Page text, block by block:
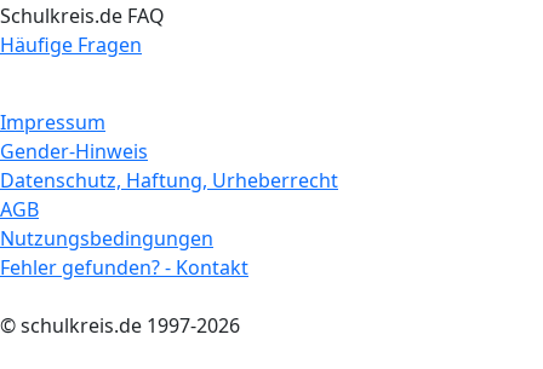
Schulkreis.de FAQ
Häufige Fragen
Impressum
Gender-Hinweis
Datenschutz, Haftung, Urheberrecht
AGB
Nutzungsbedingungen
Fehler gefunden? - Kontakt
© schulkreis.de 1997-2026